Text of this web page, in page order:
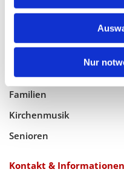
Nur
Taufe, Kommunion &
Pfarreileben
Jugend
Familien
Kirchenmusik
Senioren
Kontakt & Informationen